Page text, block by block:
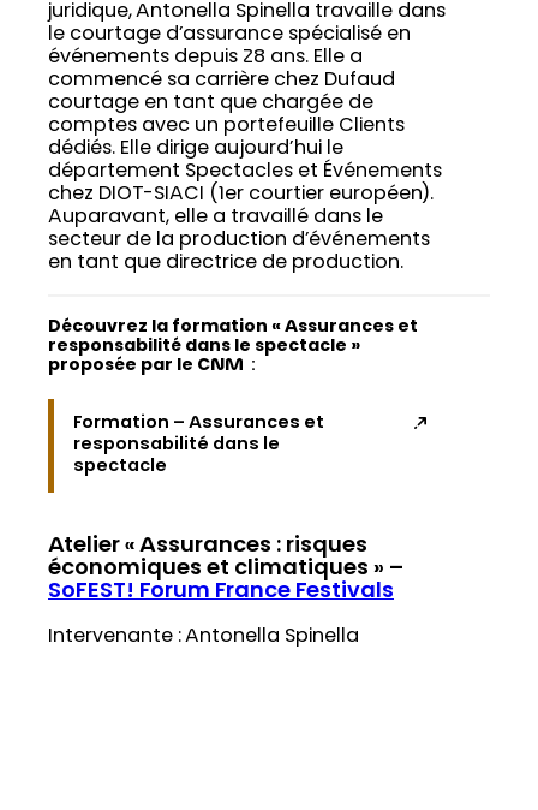
juridique, Antonella Spinella travaille dans
le courtage d’assurance spécialisé en
événements depuis 28 ans. Elle a
commencé sa carrière chez Dufaud
courtage en tant que chargée de
comptes avec un portefeuille Clients
dédiés. Elle dirige aujourd’hui le
département Spectacles et Événements
chez DIOT-SIACI (1er courtier européen).
Auparavant, elle a travaillé dans le
secteur de la production d’événements
en tant que directrice de production.
Découvrez la formation « Assurances et
responsabilité dans le spectacle »
proposée par le CNM :
Formation – Assurances et
responsabilité dans le
spectacle
Atelier « Assurances : risques
économiques et climatiques » –
SoFEST! Forum France Festivals
Intervenante : Antonella Spinella